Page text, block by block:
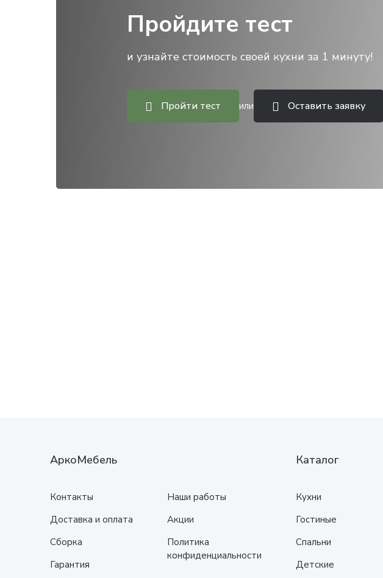
Пройдите тест
и узнайте стоимость своей кухни за 1 минуту!
Пройти тест или Оставить заявку
АркоМебель
Контакты
Доставка и оплата
Сборка
Гарантия
Наши работы
Акции
Политика
конфиденциальности
Каталог
Кухни
Гостиные
Спальни
Детские